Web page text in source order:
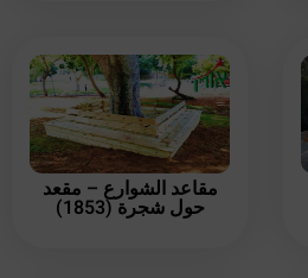
مقاعد الشوارع – مقعد
حول شجرة (1853)